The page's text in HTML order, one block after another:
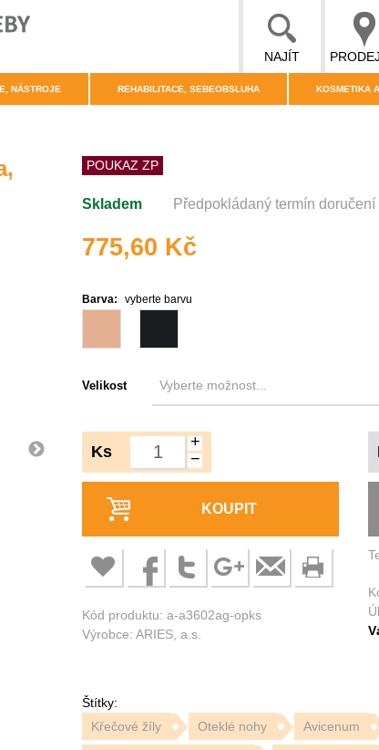
NAJÍT
NÁSTROJE REHABILITACE, SEBEOBSLUHA KOSMETIKA
POUKAZ ZP
Skladem Předpokládaný termín doručení
775,60 Kč
Barva: vyberte barvu
Velikost
Ks
+
−
KOUPIT
Kód produktu: a-a3602ag-opks
Výrobce: ARIES, a.s.
Štítky:
Křečové žíly
Oteklé nohy Avicenum